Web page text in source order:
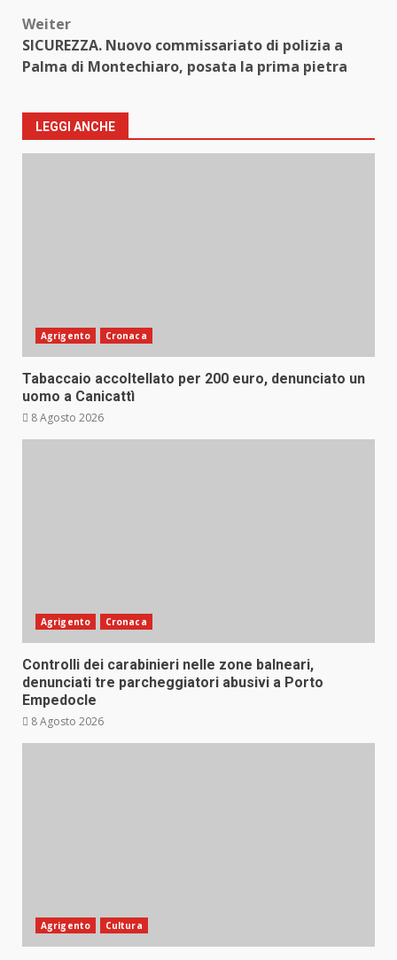
Weiter
SICUREZZA. Nuovo commissariato di polizia a
Palma di Montechiaro, posata la prima pietra
LEGGI ANCHE
Agrigento Cronaca
Tabaccaio accoltellato per 200 euro, denunciato un
uomo a Canicattì
8 Agosto 2026
Agrigento Cronaca
Controlli dei carabinieri nelle zone balneari,
denunciati tre parcheggiatori abusivi a Porto
Empedocle
8 Agosto 2026
Agrigento Cultura